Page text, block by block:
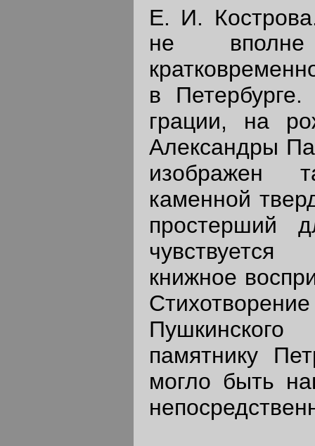
Е. И.
не
в
грации, на
Александры
изображен
каменной
простерший
чувствуется
книжное
памятнику
могло быть